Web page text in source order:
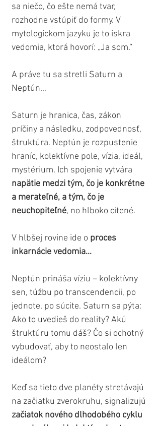
sa niečo, čo ešte nemá tvar,
rozhodne vstúpiť do formy. V
mytologickom jazyku je to iskra
vedomia, ktorá hovorí: „Ja som.“
A práve tu sa stretli Saturn a
Neptún…
Saturn je hranica, čas, zákon
príčiny a následku, zodpovednosť,
štruktúra. Neptún je rozpustenie
hraníc, kolektívne pole, vízia, ideál,
mystérium. Ich spojenie vytvára
napätie medzi tým, čo je konkrétne
a merateľné, a tým, čo je
neuchopiteľné, no hlboko cítené.
V hlbšej rovine ide o proces
inkarnácie vedomia...
Neptún prináša víziu – kolektívny
sen, túžbu po transcendencii, po
jednote, po súcite. Saturn sa pýta:
Ako to uvedieš do reality? Akú
štruktúru tomu dáš? Čo si ochotný
vybudovať, aby to neostalo len
ideálom?
Keď sa tieto dve planéty stretávajú
na začiatku zverokruhu, signalizujú
začiatok nového dlhodobého cyklu